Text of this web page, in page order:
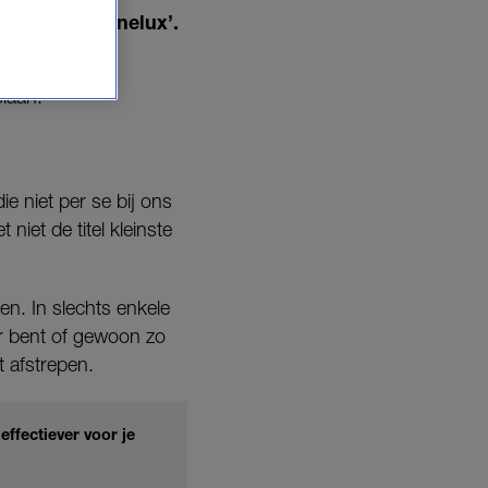
van de Benelux’.
niet per se bij ons
niet de titel kleinste
In slechts enkele
bent of gewoon zo
afstrepen.
voor je